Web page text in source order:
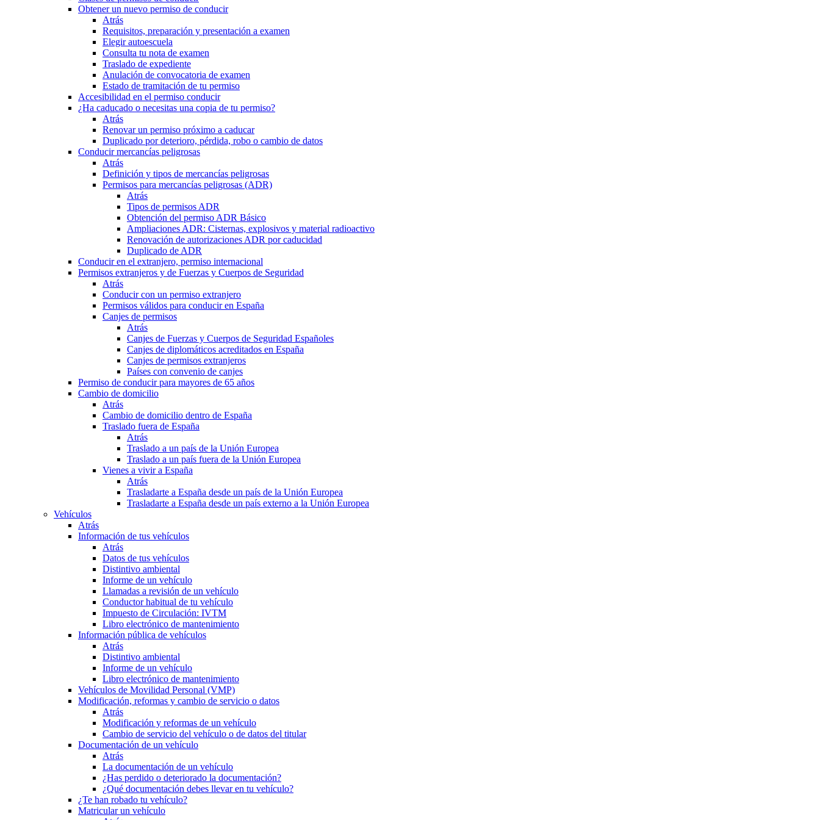
Obtener un nuevo permiso de conducir
Atrás
Requisitos, preparación y presentación a examen
Elegir autoescuela
Consulta tu nota de examen
Traslado de expediente
Anulación de convocatoria de examen
Estado de tramitación de tu permiso
Accesibilidad en el permiso conducir
¿Ha caducado o necesitas una copia de tu permiso?
Atrás
Renovar un permiso próximo a caducar
Duplicado por deterioro, pérdida, robo o cambio de datos
Conducir mercancías peligrosas
Atrás
Definición y tipos de mercancías peligrosas
Permisos para mercancías peligrosas (ADR)
Atrás
Tipos de permisos ADR
Obtención del permiso ADR Básico
Ampliaciones ADR: Cisternas, explosivos y material radioactivo
Renovación de autorizaciones ADR por caducidad
Duplicado de ADR
Conducir en el extranjero, permiso internacional
Permisos extranjeros y de Fuerzas y Cuerpos de Seguridad
Atrás
Conducir con un permiso extranjero
Permisos válidos para conducir en España
Canjes de permisos
Atrás
Canjes de Fuerzas y Cuerpos de Seguridad Españoles
Canjes de diplomáticos acreditados en España
Canjes de permisos extranjeros
Países con convenio de canjes
Permiso de conducir para mayores de 65 años
Cambio de domicilio
Atrás
Cambio de domicilio dentro de España
Traslado fuera de España
Atrás
Traslado a un país de la Unión Europea
Traslado a un país fuera de la Unión Europea
Vienes a vivir a España
Atrás
Trasladarte a España desde un país de la Unión Europea
Trasladarte a España desde un país externo a la Unión Europea
Vehículos
Atrás
Información de tus vehículos
Atrás
Datos de tus vehículos
Distintivo ambiental
Informe de un vehículo
Llamadas a revisión de un vehículo
Conductor habitual de tu vehículo
Impuesto de Circulación: IVTM
Libro electrónico de mantenimiento
Información pública de vehículos
Atrás
Distintivo ambiental
Informe de un vehículo
Libro electrónico de mantenimiento
Vehículos de Movilidad Personal (VMP)
Modificación, reformas y cambio de servicio o datos
Atrás
Modificación y reformas de un vehículo
Cambio de servicio del vehículo o de datos del titular
Documentación de un vehículo
Atrás
La documentación de un vehículo
¿Has perdido o deteriorado la documentación?
¿Qué documentación debes llevar en tu vehículo?
¿Te han robado tu vehículo?
Matricular un vehículo